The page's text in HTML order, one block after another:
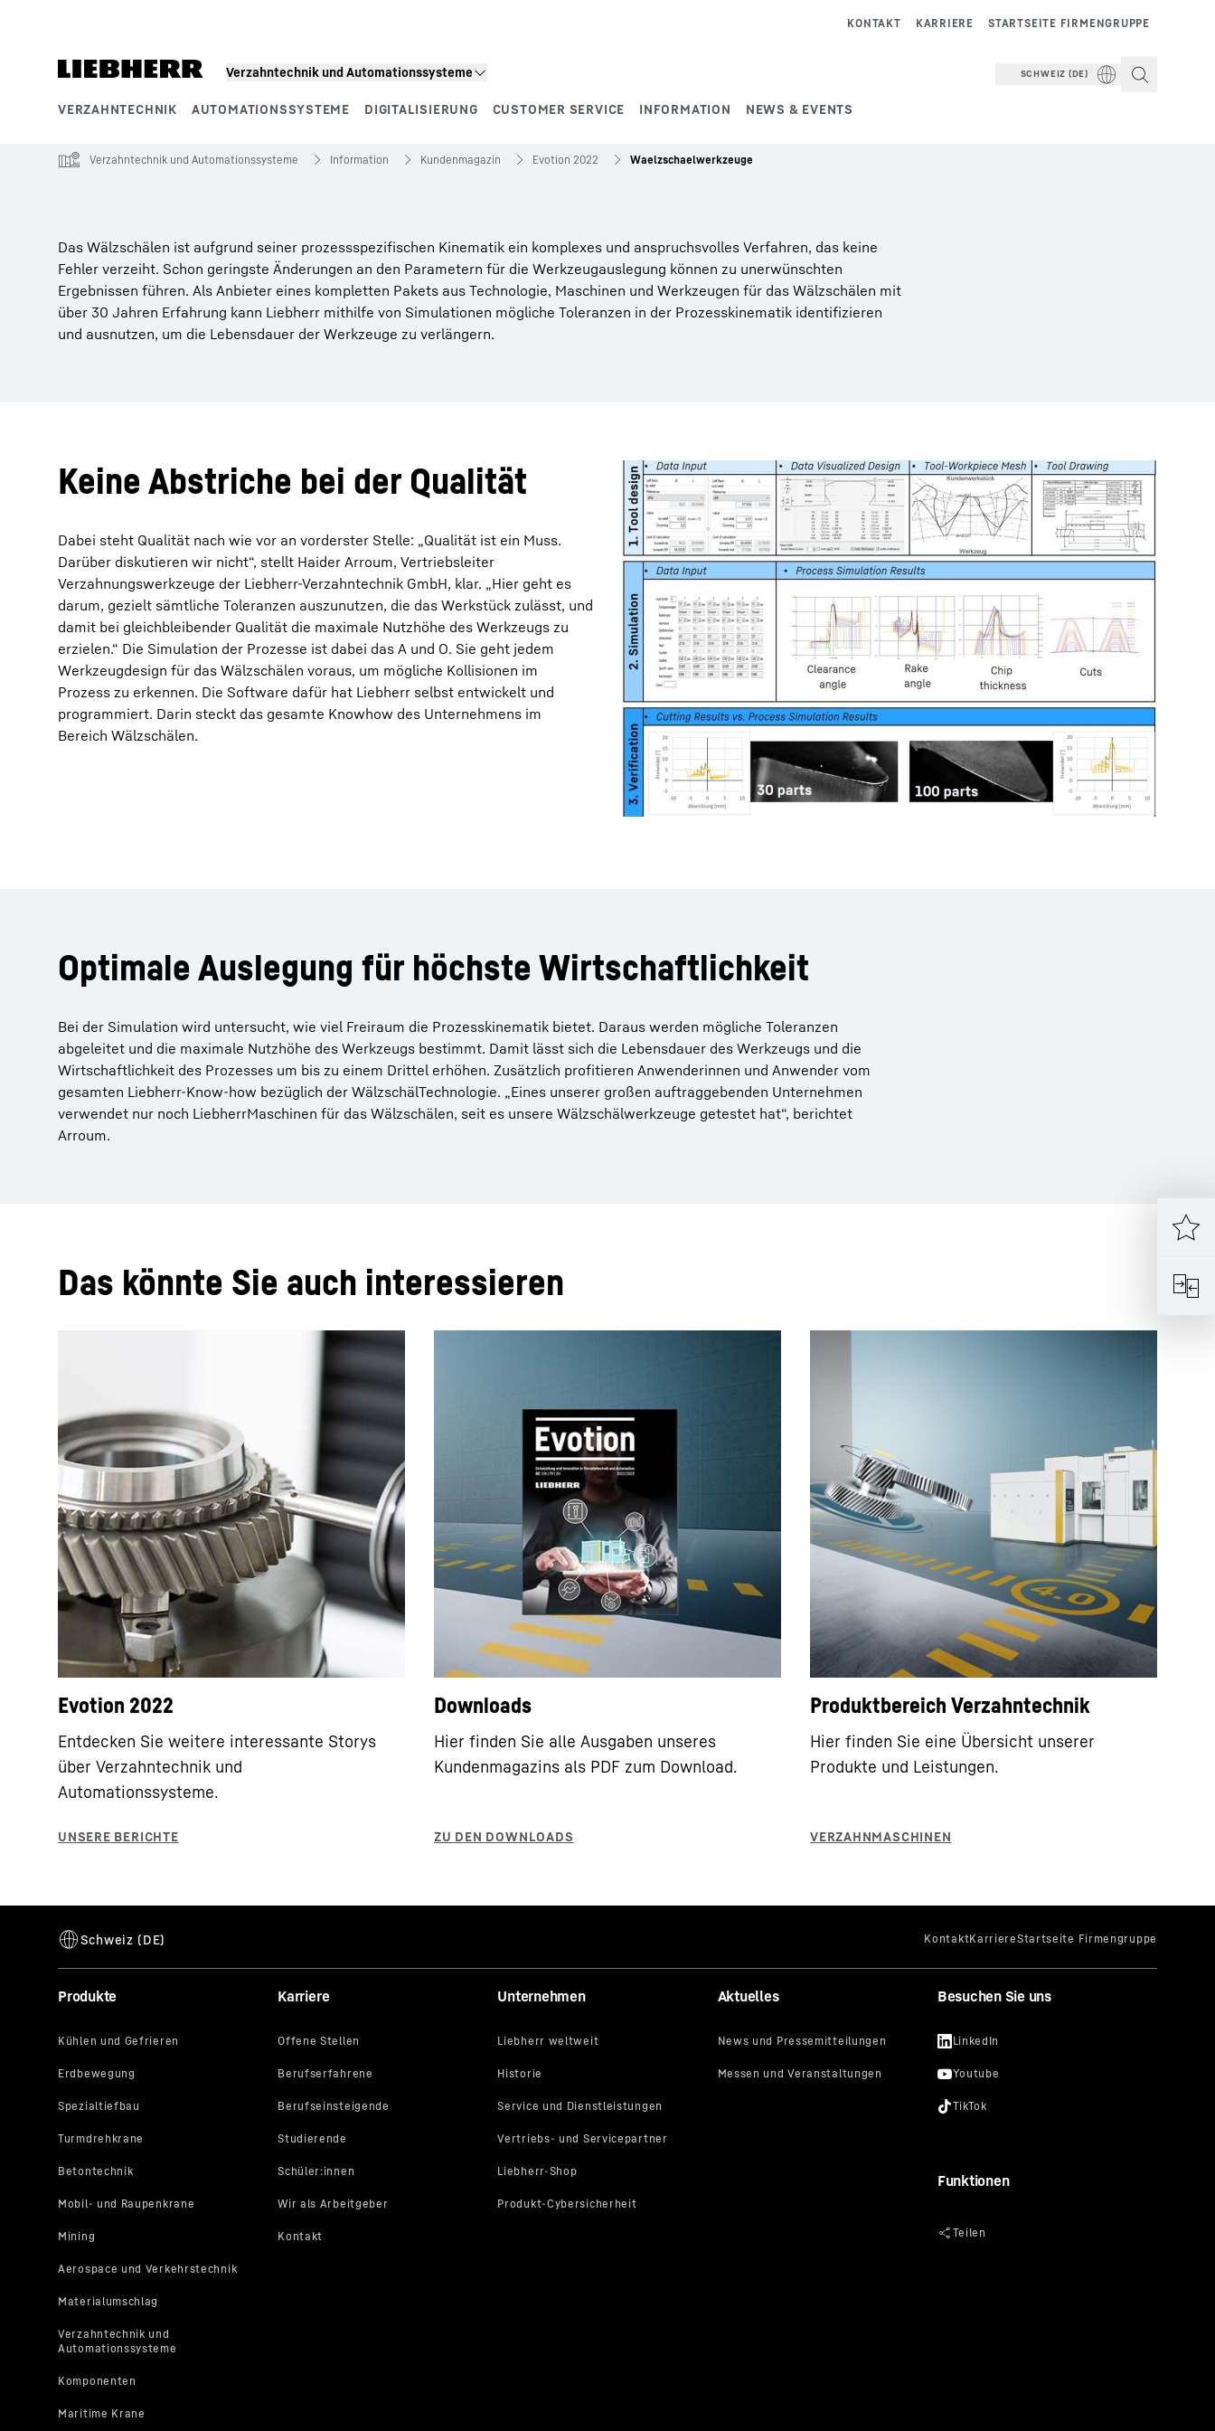
Verzahntechnik und Automationssysteme
VERZAHNTECHNIK AUTOMATIONSSYSTEME DIGITALISIERUNG CUSTOMER SERVICE INFORMATION NEWS & EVENTS
STARTSEITE FIRMENGRUPPE
KARRIERE
KONTAKT
SCHWEIZ (DE)
Mehr über die Firmengruppe Karriere bei Liebherr
Verzahntechnik und Automationssysteme Information Kundenmagazin Evotion 2022 Waelzschaelwerkzeuge
Das Wälzschälen ist aufgrund seiner prozessspezifischen Kinematik ein komplexes und anspruchsvolles Verfahren, das keine
Fehler verzeiht. Schon geringste Änderungen an den Parametern für die Werkzeugauslegung können zu unerwünschten
Ergebnissen führen. Als Anbieter eines kompletten Pakets aus Technologie, Maschinen und Werkzeugen für das Wälzschälen mit
über 30 Jahren Erfahrung kann Liebherr mithilfe von Simulationen mögliche Toleranzen in der Prozesskinematik identifizieren
und ausnutzen, um die Lebensdauer der Werkzeuge zu verlängern.
Keine Abstriche bei der Qualität
Dabei steht Qualität nach wie vor an vorderster Stelle: „Qualität ist ein Muss.
Darüber diskutieren wir nicht“, stellt Haider Arroum, Vertriebsleiter
Verzahnungswerkzeuge der Liebherr-Verzahntechnik GmbH, klar. „Hier geht es
darum, gezielt sämtliche Toleranzen auszunutzen, die das Werkstück zulässt, und
damit bei gleichbleibender Qualität die maximale Nutzhöhe des Werkzeugs zu
erzielen.“ Die Simulation der Prozesse ist dabei das A und O. Sie geht jedem
Werkzeugdesign für das Wälzschälen voraus, um mögliche Kollisionen im
Prozess zu erkennen. Die Software dafür hat Liebherr selbst entwickelt und
programmiert. Darin steckt das gesamte Know­how des Unternehmens im
Bereich Wälzschälen.
Optimale Auslegung für höchste Wirtschaftlichkeit
Bei der Simulation wird untersucht, wie viel Freiraum die Prozesskinematik bietet. Daraus werden mögliche Toleranzen
abgeleitet und die maximale Nutzhöhe des Werkzeugs bestimmt. Damit lässt sich die Lebensdauer des Werkzeugs und die
Wirtschaftlichkeit des Prozesses um bis zu einem Drittel erhöhen. Zusätzlich profitieren Anwenderinnen und Anwender vom
gesamten Liebherr-Know-how bezüglich der Wälzschäl­Technologie. „Eines unserer großen auftraggebenden Unternehmen
verwendet nur noch Liebherr­Maschinen für das Wälzschälen, seit es unsere Wälzschälwerkzeuge getestet hat“, berichtet
Arroum.
Das könnte Sie auch interessieren
Evotion 2022
Entdecken Sie weitere interessante Storys
über Verzahntechnik und
Automationssysteme.
Downloads
Hier finden Sie alle Ausgaben unseres
Kundenmagazins als PDF zum Download.
Produktbereich Verzahntechnik
Hier finden Sie eine Übersicht unserer
Produkte und Leistungen.
Produkte Karriere Unternehmen Aktuelles Besuchen Sie uns
Funktionen